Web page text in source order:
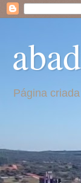
Página